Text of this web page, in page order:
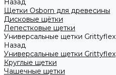
Назад
Щетки Osborn для древесины
Дисковые щётки
Лепестковые щетки
Универсальные щетки Grittyflex
Назад
Универсальные щетки Grittyflex
Круглые щетки
Чашечные щетки